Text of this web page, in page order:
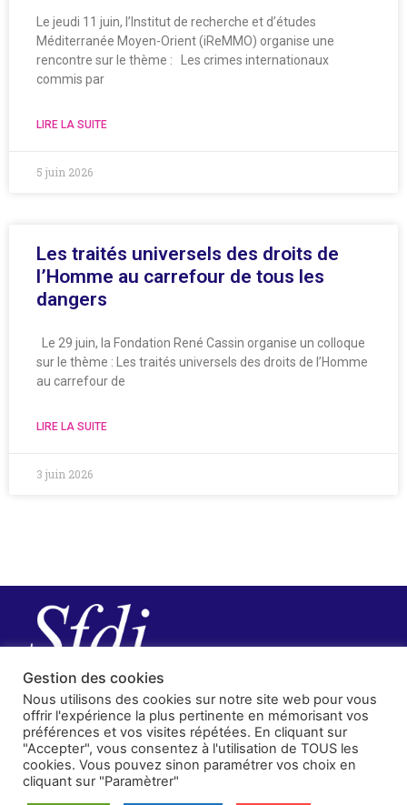
Le jeudi 11 juin, l’Institut de recherche et d’études
Méditerranée Moyen-Orient (iReMMO) organise une
rencontre sur le thème : Les crimes internationaux
commis par
LIRE LA SUITE
5 juin 2026
Les traités universels des droits de
l’Homme au carrefour de tous les
dangers
Le 29 juin, la Fondation René Cassin organise un colloque
sur le thème : Les traités universels des droits de l’Homme
au carrefour de
LIRE LA SUITE
3 juin 2026
Gestion des cookies
Nous utilisons des cookies sur notre site web pour vous
offrir l'expérience la plus pertinente en mémorisant vos
préférences et vos visites répétées. En cliquant sur
"Accepter", vous consentez à l'utilisation de TOUS les
cookies. Vous pouvez sinon paramétrer vos choix en
cliquant sur "Paramètrer"